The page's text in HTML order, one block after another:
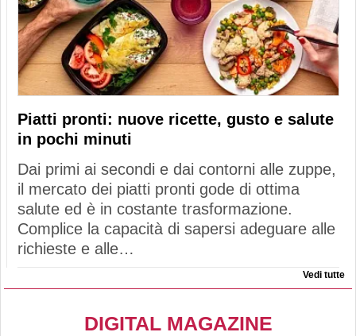
Piatti pronti: nuove ricette, gusto e salute
in pochi minuti
Dai primi ai secondi e dai contorni alle zuppe,
il mercato dei piatti pronti gode di ottima
salute ed è in costante trasformazione.
Complice la capacità di sapersi adeguare alle
richieste e alle…
Vedi tutte
DIGITAL MAGAZINE